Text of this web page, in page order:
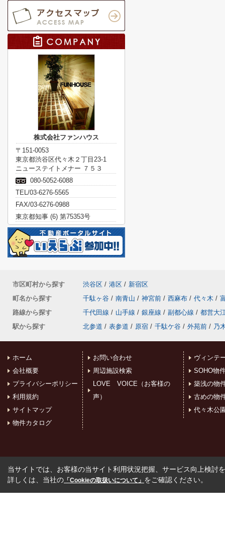
株式会社ファンハウス
〒151-0053
東京都渋谷区代々木２丁目23-1
ニューステイトメナー ７５３
080-5052-6088
TEL/03-6276-5565
FAX/03-6276-0988
東京都知事 (6) 第75353号
市区町村から探す 渋谷区 / 港区 / 新宿区
町名から探す
千駄ヶ谷 / 南青山 / 神宮前 / 西麻布 / 代々木 /
路線から探す
千代田線 / 山手線 / 銀座線 / 副都心線 / 都営大
駅から探す
北参道 / 表参道 / 原宿 / 千駄ケ谷 / 外苑前 / 乃
ホーム
会社概要
プライバシーポリシー
利用規約
サイトマップ
物件カタログ
お問い合わせ
周辺施設検索
LOVE VOICE（お客様の
声）
ヴィンテ
SOHO物
築浅の物
古めの物
代々木公
当サイトでは、お客様の当サイト利用状況把握、サービス向上検討
詳しくは、当社の 「Cookieの取扱いについて」 をご確認ください。